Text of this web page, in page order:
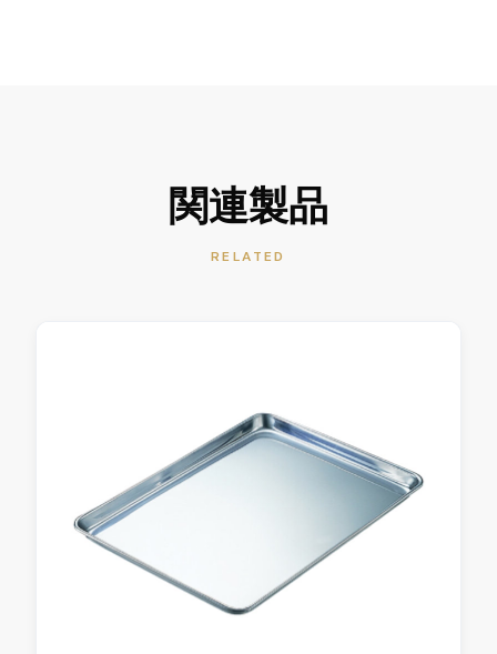
関連製品
RELATED